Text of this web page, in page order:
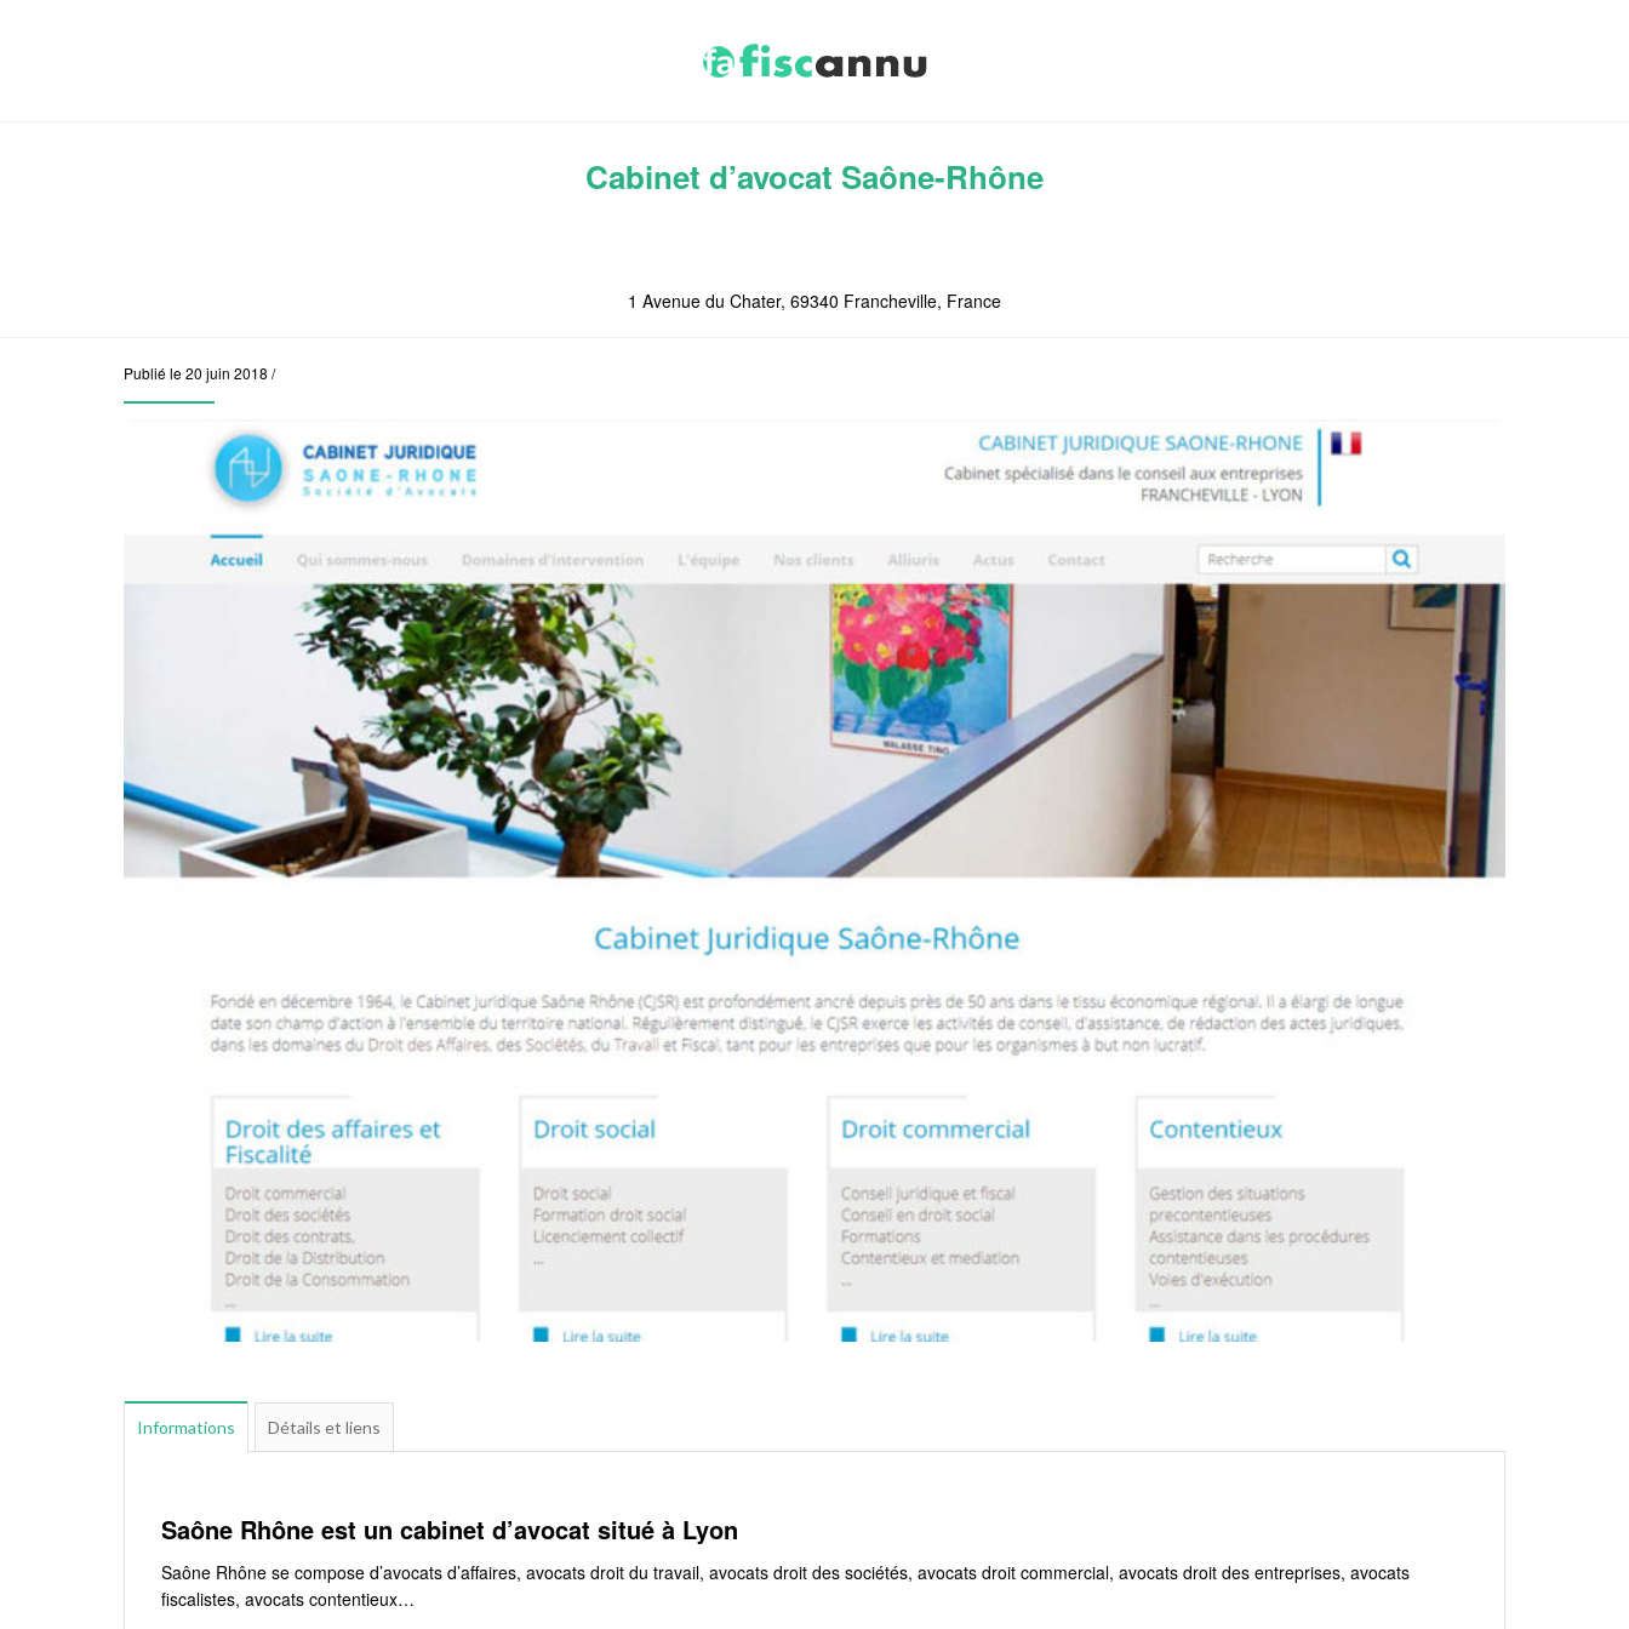
Cabinet d’avocat Saône-Rhône
1 Avenue du Chater, 69340 Francheville, France
Publié le 20 juin 2018 /
Informations Détails et liens
Saône Rhône est un cabinet d’avocat situé à Lyon
Saône Rhône se compose d’avocats d’affaires, avocats droit du travail, avocats droit des sociétés, avocats droit commercial, avocats droit des entreprises, avocats
fiscalistes, avocats contentieux…